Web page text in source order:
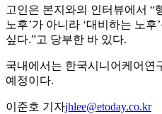
고인은 본지와의 인터뷰에서 “
노후’가 아니라 ‘대비하는 노
싶다.”고 당부한 바 있다.
국내에서는 한국시니어케어연
예정이다.
이준호 기자jhlee@etoday.co.kr